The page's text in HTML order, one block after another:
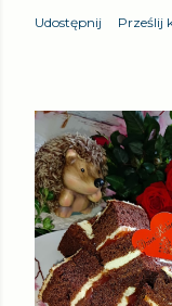
Udostępnij Prześlij